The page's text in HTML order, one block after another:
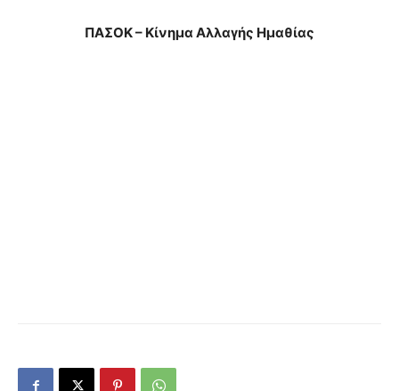
ΠΑΣΟΚ – Κίνημα Αλλαγής Ημαθίας